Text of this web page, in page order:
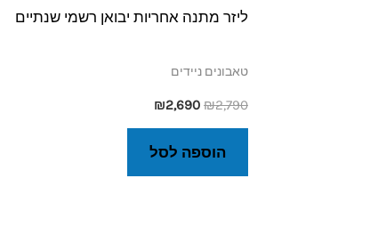
ליזר מתנה אחריות יבואן רשמי שנתיים
טאבונים ניידים
₪2,790
₪2,690
הוספה לסל